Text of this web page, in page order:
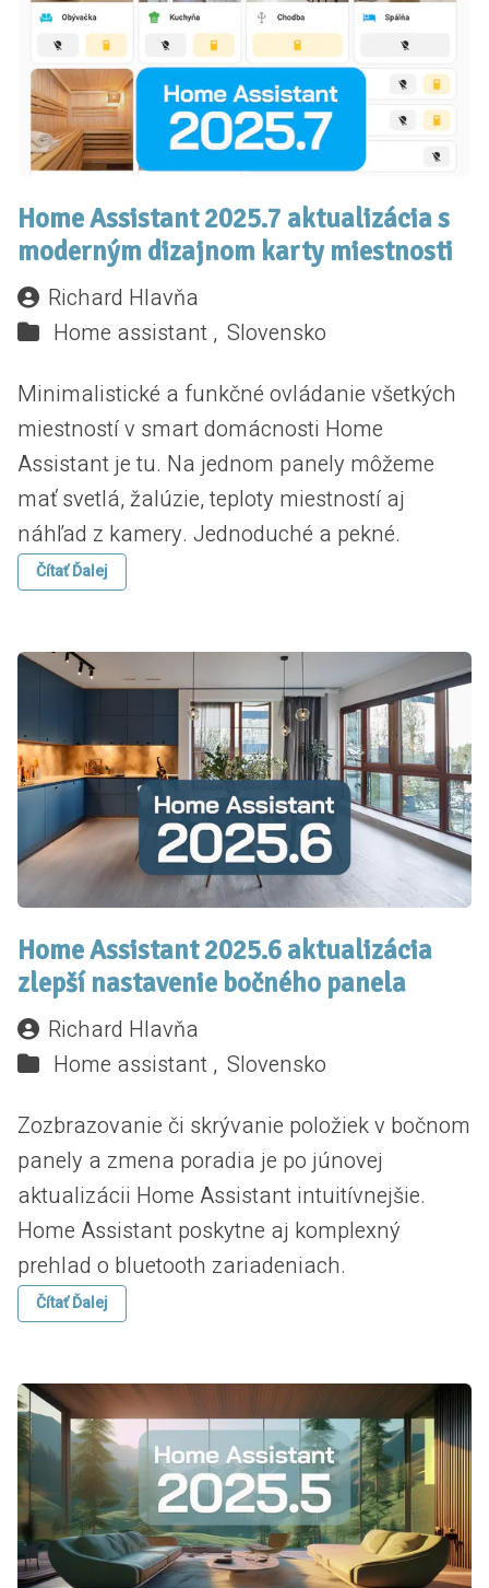
Home Assistant 2025.7 aktualizácia s
moderným dizajnom karty miestnosti
Richard Hlavňa
Home assistant , Slovensko
Minimalistické a funkčné ovládanie všetkých
miestností v smart domácnosti Home
Assistant je tu. Na jednom panely môžeme
mať svetlá, žalúzie, teploty miestností aj
náhľad z kamery. Jednoduché a pekné.
Čítať Ďalej
Home Assistant 2025.6 aktualizácia
zlepší nastavenie bočného panela
Richard Hlavňa
Home assistant , Slovensko
Zozbrazovanie či skrývanie položiek v bočnom
panely a zmena poradia je po júnovej
aktualizácii Home Assistant intuitívnejšie.
Home Assistant poskytne aj komplexný
prehlad o bluetooth zariadeniach.
Čítať Ďalej